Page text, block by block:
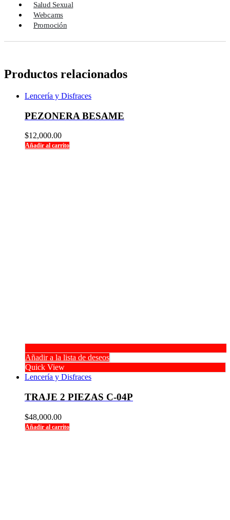
Salud Sexual
Webcams
Promoción
Productos relacionados
Lencería y Disfraces
PEZONERA BESAME
$12,000.00
Añadir al carrito
Añadir a la lista de deseos
Quick View
Lencería y Disfraces
TRAJE 2 PIEZAS C-04P
$48,000.00
Añadir al carrito